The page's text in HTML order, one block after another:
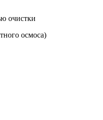
очистки
осмоса)